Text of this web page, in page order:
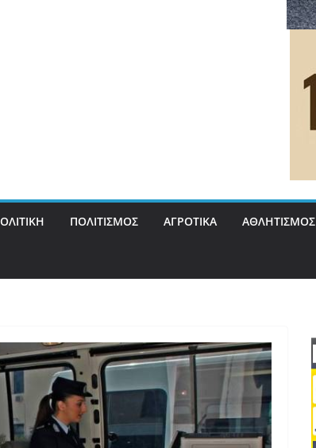
ΠΟΛΙΤΙΣΜΟΣ ΑΓΡΟΤΙΚΑ ΑΘΛΗΤΙΣΜΟΣ